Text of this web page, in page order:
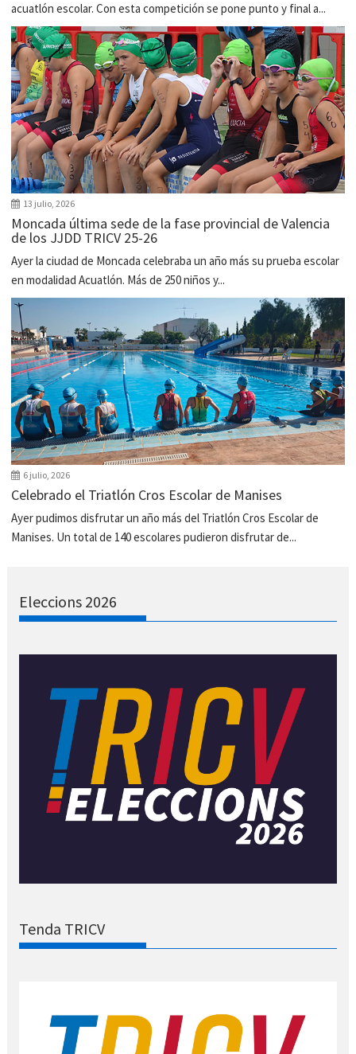
acuatlón escolar. Con esta competición se pone punto y final a...
13 julio, 2026
Moncada última sede de la fase provincial de Valencia
de los JJDD TRICV 25-26
Ayer la ciudad de Moncada celebraba un año más su prueba escolar
en modalidad Acuatlón. Más de 250 niños y...
6 julio, 2026
Celebrado el Triatlón Cros Escolar de Manises
Ayer pudimos disfrutar un año más del Triatlón Cros Escolar de
Manises. Un total de 140 escolares pudieron disfrutar de...
Eleccions 2026
Tenda TRICV